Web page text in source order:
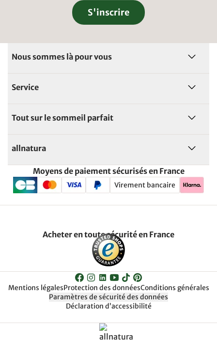
S'inscrire
Nous sommes là pour vous
Service
Tout sur le sommeil parfait
allnatura
Moyens de paiement sécurisés en France
Virement bancaire
Acheter en toute sécurité en France
Mentions légalesProtection des donnéesConditions générales
Paramètres de sécurité des données
Déclaration d’accessibilité